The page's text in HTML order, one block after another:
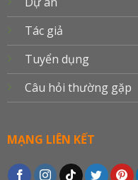
Tác giả
Tuyển dụng
Câu hỏi thường gặp
MẠNG LIÊN KẾT